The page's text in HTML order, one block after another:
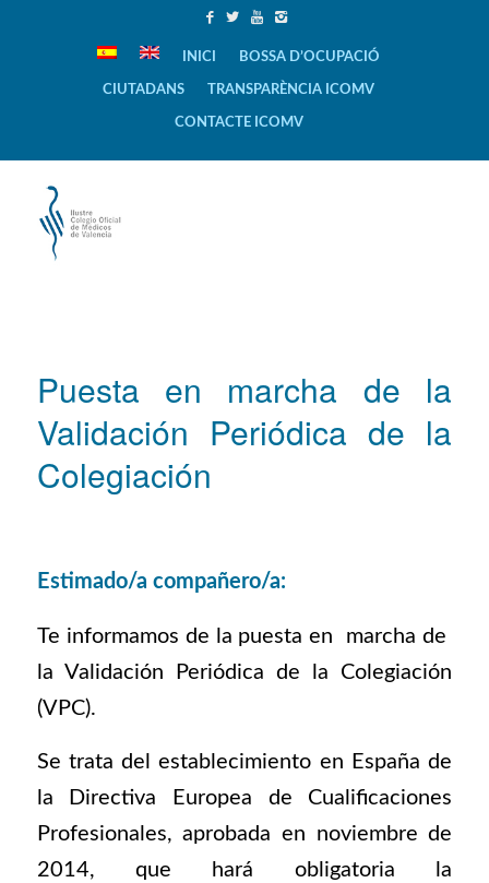
INICI BOSSA D’OCUPACIÓ
CIUTADANS TRANSPARÈNCIA ICOMV
CONTACTE ICOMV
Puesta en marcha de la
Validación Periódica de la
Colegiación
Estimado/a compañero/a:
Te informamos de la puesta en marcha de
la Validación Periódica de la Colegiación
(VPC).
Se trata del establecimiento en España de
la Directiva Europea de Cualificaciones
Profesionales, aprobada en noviembre de
2014, que hará obligatoria la